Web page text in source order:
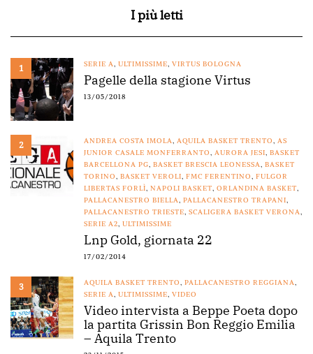
I più letti
1 SERIE A, ULTIMISSIME, VIRTUS BOLOGNA
Pagelle della stagione Virtus
13/05/2018
2 ANDREA COSTA IMOLA, AQUILA BASKET TRENTO, AS
JUNIOR CASALE MONFERRANTO, AURORA JESI, BASKET
BARCELLONA PG, BASKET BRESCIA LEONESSA, BASKET
TORINO, BASKET VEROLI, FMC FERENTINO, FULGOR
LIBERTAS FORLÌ, NAPOLI BASKET, ORLANDINA BASKET,
PALLACANESTRO BIELLA, PALLACANESTRO TRAPANI,
PALLACANESTRO TRIESTE, SCALIGERA BASKET VERONA,
SERIE A2, ULTIMISSIME
Lnp Gold, giornata 22
17/02/2014
3 AQUILA BASKET TRENTO, PALLACANESTRO REGGIANA,
SERIE A, ULTIMISSIME, VIDEO
Video intervista a Beppe Poeta dopo
la partita Grissin Bon Reggio Emilia
– Aquila Trento